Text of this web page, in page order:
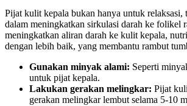
Pijat kulit kepala bukan hanya untuk relaksasi,
dalam meningkatkan sirkulasi darah ke folikel
meningkatkan aliran darah ke kulit kepala,
dengan lebih baik, yang membantu rambut
Gunakan minyak alami: Seperti
untuk pijat kepala.
Lakukan gerakan melingkar: Pijat
gerakan melingkar lembut selama 5-10